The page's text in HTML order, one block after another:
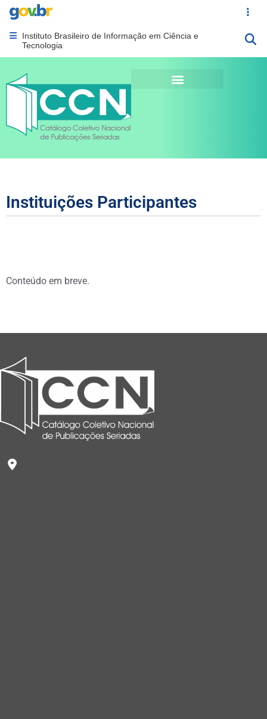
Portal Gov.br
Abrir menu principal de navegação
Instituto Brasileiro de Informação em Ciência e
Tecnologia
Instituições Participantes
Conteúdo em breve.